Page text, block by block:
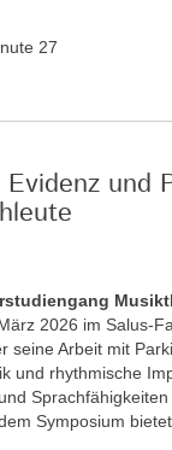
27
und
2026 im Salus-
seine Arbeit mit
und rhythmische
Symposium